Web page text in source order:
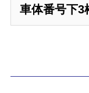
車体番号下3